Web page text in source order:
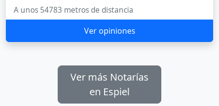
A unos 54783 metros de distancia
Ver opiniones
Ver más Notarías
en Espiel